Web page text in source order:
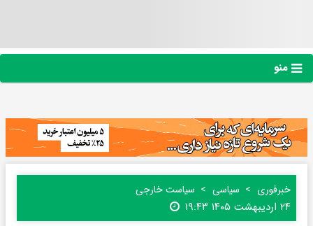
منو
خبرفوری سیاسی سیاست خارجی
۲۴ اردیبهشت ۱۴۰۵ ۱۹:۴۳